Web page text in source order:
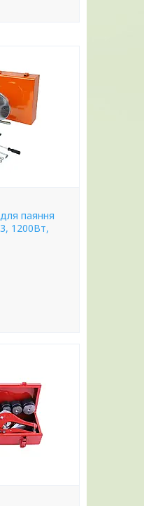
паяння
1200Вт,